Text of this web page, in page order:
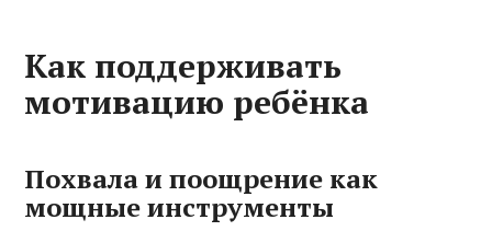
Как поддерживать
мотивацию ребёнка
Похвала и поощрение как
мощные инструменты